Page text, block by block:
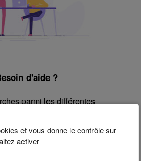
et vous donne le contrôle sur
activer
d'aide ?
parmi les différentes